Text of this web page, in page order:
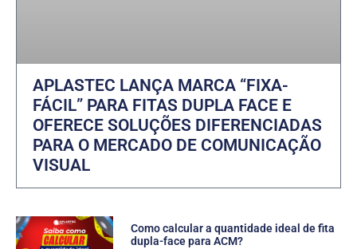
APLASTEC LANÇA MARCA “FIXA-
FÁCIL” PARA FITAS DUPLA FACE E
OFERECE SOLUÇÕES DIFERENCIADAS
PARA O MERCADO DE COMUNICAÇÃO
VISUAL
Como calcular a quantidade ideal de fita
dupla-face para ACM?